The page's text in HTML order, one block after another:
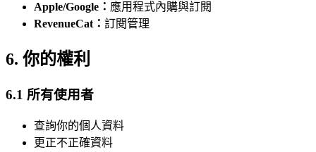
Apple/Google： 應用程式內購與訂閱
RevenueCat： 訂閱管理
6. 你的權利
6.1 所有使用者
查詢你的個人資料
更正不正確資料